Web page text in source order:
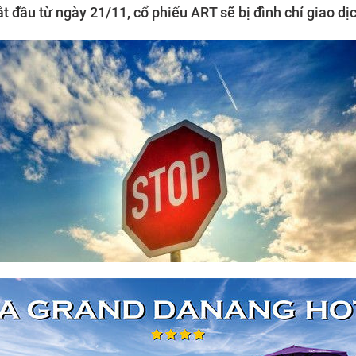
đầu từ ngày 21/11, cổ phiếu ART sẽ bị đình chỉ giao